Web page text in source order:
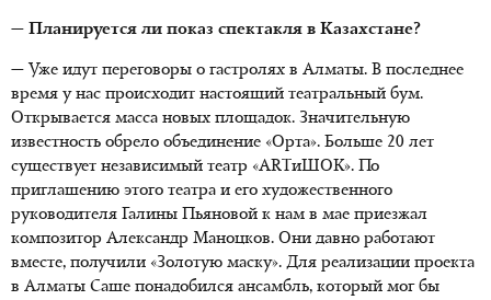
— Планируется ли показ спектакля в Казахстане?
— Уже идут переговоры о гастролях в Алматы. В последнее
время у нас происходит настоящий театральный бум.
Открывается масса новых площадок. Значительную
известность обрело объединение «Орта». Больше 20 лет
существует независимый театр «ARTиШОК». По
приглашению этого театра и его художественного
руководителя Галины Пьяновой к нам в мае приезжал
композитор Александр Маноцков. Они давно работают
вместе, получили «Золотую маску». Для реализации проекта
в Алматы Саше понадобился ансамбль, который мог бы